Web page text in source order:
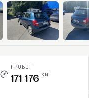
ПРОБІГ
171 176 км